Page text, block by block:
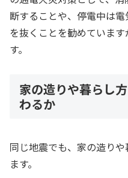
断することや、停電中は
を抜くことを勧めていま
す。
家の造りや暮らし
わるか
同じ地震でも、家の造り
ます。